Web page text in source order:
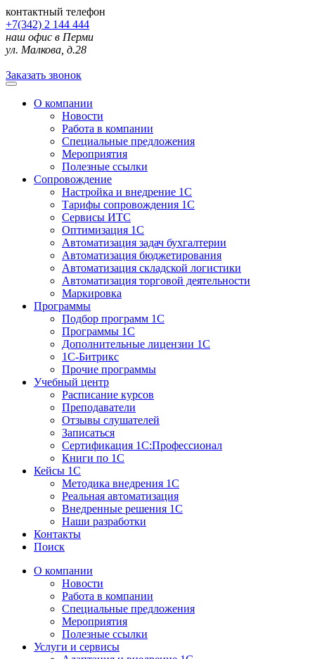
контактный телефон
+7(342) 2 144 444
наш офис в Перми
ул. Малкова, д.28
Заказать звонок
О компании
Новости
Работа в компании
Специальные предложения
Мероприятия
Полезные ссылки
Сопровождение
Настройка и внедрение 1С
Тарифы сопровождения 1С
Сервисы ИТС
Оптимизация 1С
Автоматизация задач бухгалтерии
Автоматизация бюджетирования
Автоматизация складской логистики
Автоматизация торговой деятельности
Маркировка
Программы
Подбор программ 1С
Программы 1С
Дополнительные лицензии 1С
1С-Битрикс
Прочие программы
Учебный центр
Расписание курсов
Преподаватели
Отзывы слушателей
Записаться
Сертификация 1С:Профессионал
Книги по 1С
Кейсы 1С
Методика внедрения 1С
Реальная автоматизация
Внедренные решения 1С
Наши разработки
Контакты
Поиск
О компании
Новости
Работа в компании
Специальные предложения
Мероприятия
Полезные ссылки
Услуги и сервисы